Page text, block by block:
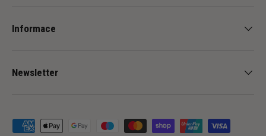
Informace
Newsletter
Přijímané platební metody